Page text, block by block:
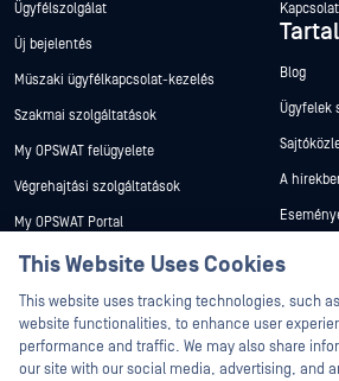
Ügyfélszolgálat
Új bejelentés
Műszaki ügyfélkapcsolat-kezelés
Szakmai szolgáltatások
My OPSWAT felügyelete
Végrehajtási szolgáltatások
My OPSWAT Portal
Műszaki dokumentáció
Képzések
Biztonsági sebezhetőségi program
Partnerek
Blog
Ügyfelek
A
Fehér
This Website Uses Cookies
This website uses tracking technologies, such
website functionalities, to enhance user
performance and traffic. We may also share
our site with our social media, advertising, and
Hey there!
I'm Ozzy, your
How can I help you
today?